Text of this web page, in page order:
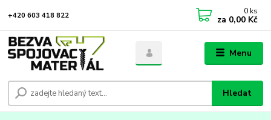
Menu
Hledat
+420 603 418 822 0 ks
za 0,00 Kč